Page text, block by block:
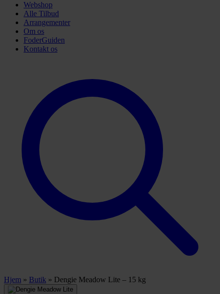
Webshop
Alle Tilbud
Arrangementer
Om os
FoderGuiden
Kontakt os
Hjem » Butik » Dengie Meadow Lite – 15 kg